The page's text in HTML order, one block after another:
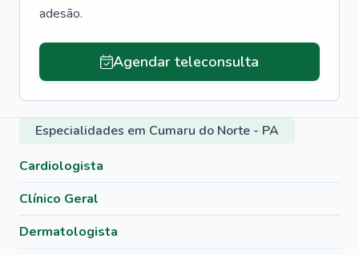
adesão.
Agendar teleconsulta
Especialidades em Cumaru do Norte - PA
Cardiologista
Clínico Geral
Dermatologista